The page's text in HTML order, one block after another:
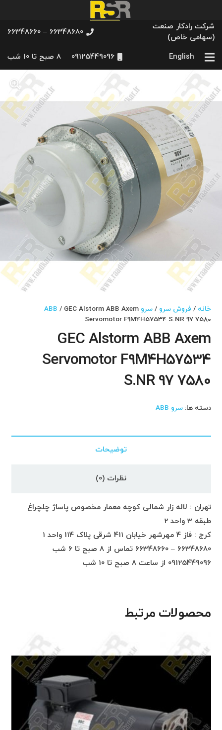
شرکت رادکار صنعت
(سهامی خاص)
66348680 – 66348660
English
09125449096 8 صبح تا 10 شب
خانه / فروش سرو /سرو ABB/ GEC Alstorm ABB Axem
Servomotor F9M4H57534 S.NR 97 7580
GEC Alstorm ABB Axem
Servomotor F9M4H57534
S.NR 97 7580
دسته ها:سرو ABB
توضیحات
نظرات (0)
تهران : لاله زار شمالی کوچه معمار مخصوص پاساژ چلچراغ
طبقه 3 واحد 2
کرج : فاز 4 مهرشهر خیابان 411 شرقی پلاک 114 واحد 1
66348680 – 66348660 تماس از 8 صبح تا 6 شب
09125449096 از ساعت 8 صبح تا 10 شب
محصولات مرتبط